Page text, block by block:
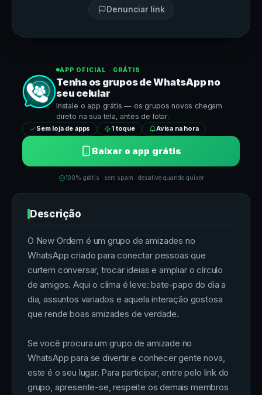
Denunciar link
APP OFICIAL · GRÁTIS
Tenha os grupos deWhatsAppno
seu celular
Instale o app grátis — os grupos novos chegam
direto na sua tela, antes de lotar.
Sem loja de apps 1 toque Avisa na hora
Baixar o app grátis
100% grátis · sem spam · desative quando quiser
Descrição
O New Ordem é um grupo de amizades no
WhatsApp criado para conectar pessoas que
curtem conversar, trocar ideias e ampliar o círculo
de amigos. Aqui o clima é leve: bate-papo do dia a
dia, assuntos variados e aquela interação gostosa
que rende boas amizades de verdade.
Se você procura um grupo de amizade no
WhatsApp para se divertir e conhecer gente nova,
este é o seu lugar. Para participar, entre pelo link do
grupo, apresente-se, respeite os demais membros